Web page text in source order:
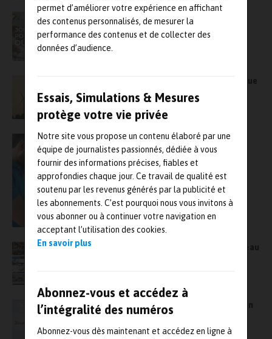
permet d’améliorer votre expérience en affichant
des contenus personnalisés, de mesurer la
performance des contenus et de collecter des
données d’audience.
Essais, Simulations & Mesures
protège votre vie privée
Notre site vous propose un contenu élaboré par une
équipe de journalistes passionnés, dédiée à vous
fournir des informations précises, fiables et
approfondies chaque jour. Ce travail de qualité est
soutenu par les revenus générés par la publicité et
les abonnements. C’est pourquoi nous vous invitons à
vous abonner ou à continuer votre navigation en
acceptant l’utilisation des cookies.
En savoir plus
Abonnez-vous et accédez à
l’intégralité des numéros
Abonnez-vous dès maintenant et accédez en ligne à
Invitation aux Portes ouvertes de dB Vib
Metravib Engineering : la détection acoustique
au service de la fiabilité des équipements
La visualisation 3D révolutionne les IHM de
Pester PAC Automation
MC2 : l’expert en métrologie et maintenance au
dB Vib présent aux Journées Open Innovation
POMA !